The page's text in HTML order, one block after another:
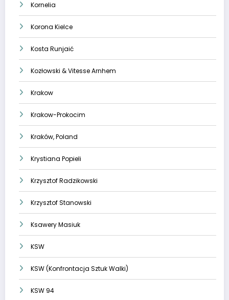
Kornelia
Korona Kielce
Kosta Runjaić
Kozłowski & Vitesse Arnhem
Krakow
Krakow-Prokocim
Kraków, Poland
Krystiana Popieli
Krzysztof Radzikowski
Krzysztof Stanowski
Ksawery Masiuk
KSW
KSW (Konfrontacja Sztuk Walki)
KSW 94